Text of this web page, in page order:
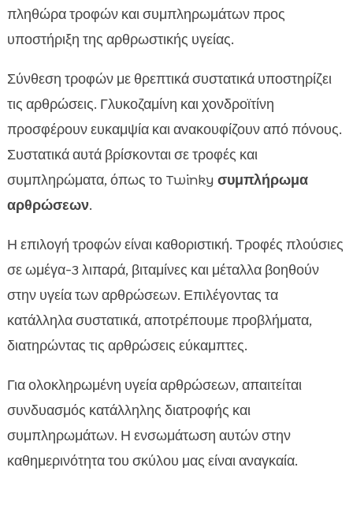
πληθώρα τροφών και συμπληρωμάτων προς
υποστήριξη της αρθρωστικής υγείας.
Σύνθεση τροφών με θρεπτικά συστατικά υποστηρίζει
τις αρθρώσεις. Γλυκοζαμίνη και χονδροϊτίνη
προσφέρουν ευκαμψία και ανακουφίζουν από πόνους.
Συστατικά αυτά βρίσκονται σε τροφές και
συμπληρώματα, όπως το Twinky συμπλήρωμα
αρθρώσεων.
Η επιλογή τροφών είναι καθοριστική. Τροφές πλούσιες
σε ωμέγα-3 λιπαρά, βιταμίνες και μέταλλα βοηθούν
στην υγεία των αρθρώσεων. Επιλέγοντας τα
κατάλληλα συστατικά, αποτρέπουμε προβλήματα,
διατηρώντας τις αρθρώσεις εύκαμπτες.
Για ολοκληρωμένη υγεία αρθρώσεων, απαιτείται
συνδυασμός κατάλληλης διατροφής και
συμπληρωμάτων. Η ενσωμάτωση αυτών στην
καθημερινότητα του σκύλου μας είναι αναγκαία.